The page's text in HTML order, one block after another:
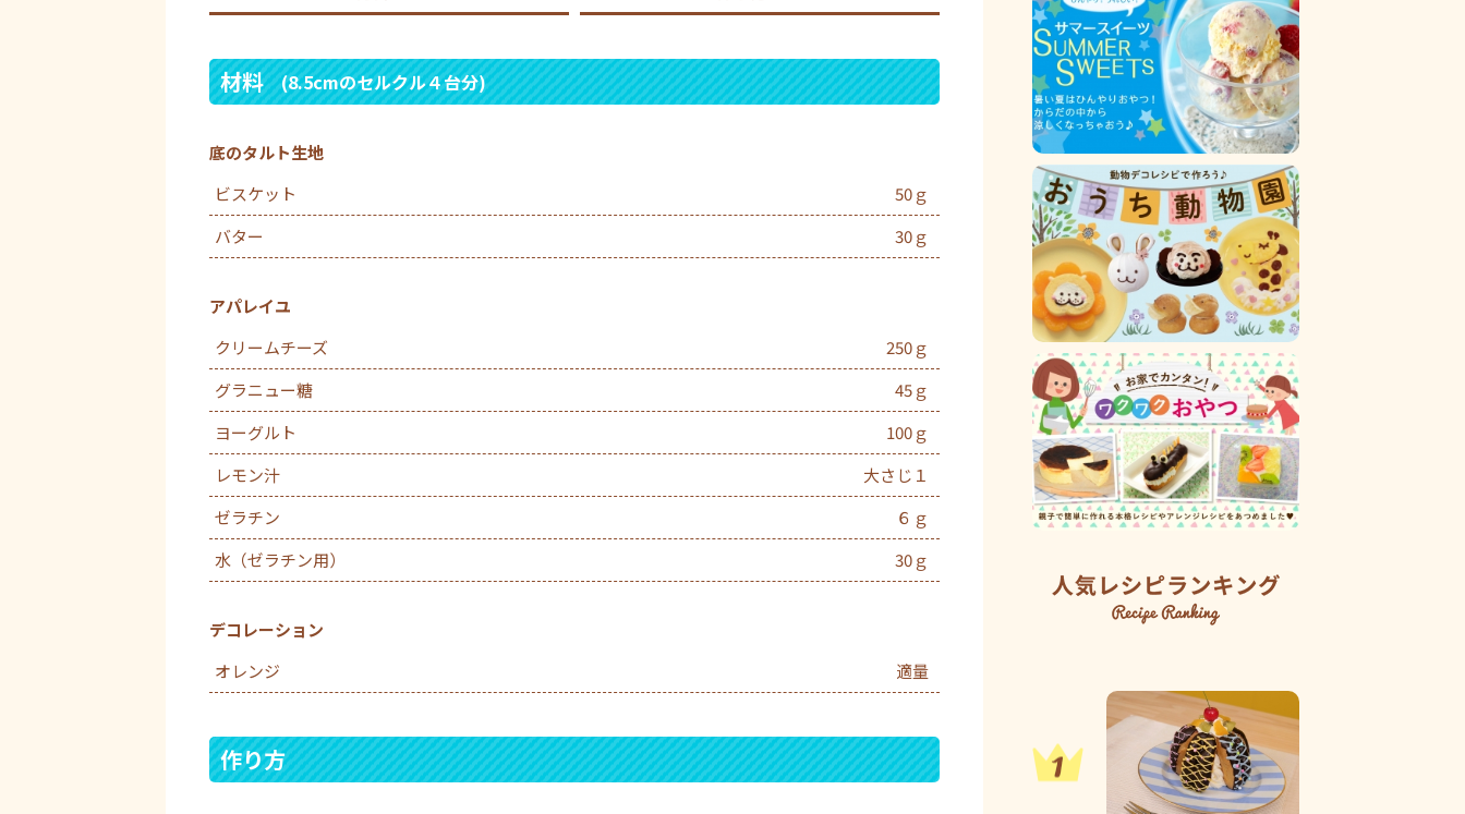
材料 (8.5cmのセルクル４台分)
底のタルト生地
ビスケット
50ｇ
バター
30ｇ
アパレイユ
クリームチーズ
250ｇ
グラニュー糖
45ｇ
ヨーグルト
100ｇ
レモン汁
大さじ１
ゼラチン
６ｇ
水（ゼラチン用）
30ｇ
デコレーション
オレンジ
適量
作り方